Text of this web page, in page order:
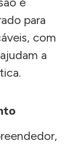
para
com
a